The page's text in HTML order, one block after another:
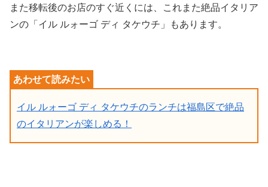
また移転後のお店のすぐ近くには、これまた絶品イタリア
ンの「イル ルォーゴ ディ タケウチ」もあります。
イル ルォーゴ ディ タケウチのランチは福島区で絶品
のイタリアンが楽しめる！